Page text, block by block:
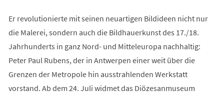
Er revolutionierte mit seinen neuartigen Bildideen nicht nur
die Malerei, sondern auch die Bildhauerkunst des 17./18.
Jahrhunderts in ganz Nord- und Mitteleuropa nachhaltig:
Peter Paul Rubens, der in Antwerpen einer weit über die
Grenzen der Metropole hin ausstrahlenden Werkstatt
vorstand. Ab dem 24. Juli widmet das Diözesanmuseum